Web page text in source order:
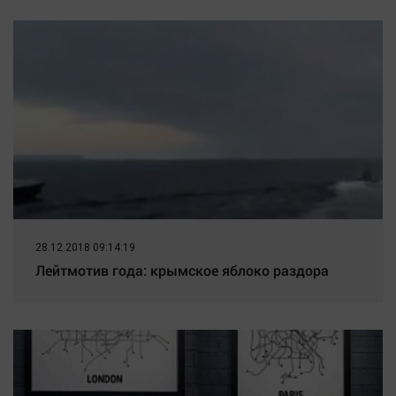
Точка на карте
28.12.2018 09:14:19
Лейтмотив года: крымское яблоко раздора